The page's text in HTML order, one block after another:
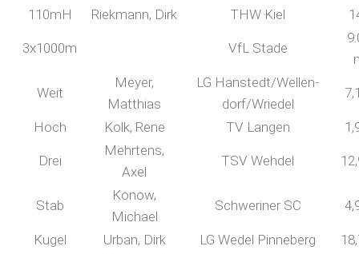
110mH
Riekmann, Dirk THW Kiel
3x1000m VfL Stade
Weit
Meyer,
Matthias
LG Hanstedt/Wellen-
dorf/Wriedel
Hoch Kolk, Rene TV Langen
Drei
Mehrtens,
Axel
TSV Wehdel
Stab
Konow,
Michael
Schweriner SC
Kugel Urban, Dirk LG Wedel Pinneberg